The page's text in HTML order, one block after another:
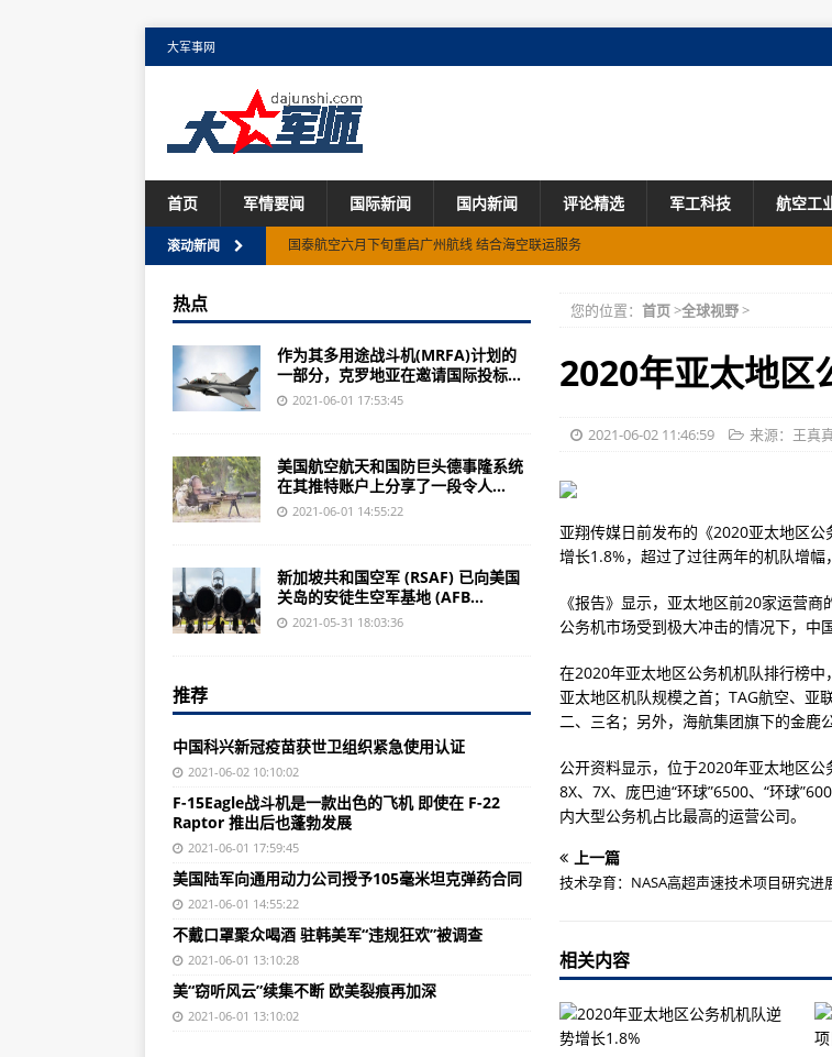
大军事网
首页 军情要闻 国际新闻 国内新闻 评论精选 军工科技 航空工
滚动新闻
国泰航空六月下旬重启广州航线 结合海空联运服务
“鲲龙”AG600项目构型管理专题会在上海召开
莱奥纳多“下一代民用倾转旋翼机”将步入总装阶段
航空工业气动院FL-62风洞重磅亮相央视纪录片《大国重器》
这份来自袁隆平的礼物，送给未来航空人
瑞士多家主流媒体关注世卫组织将中国科兴新冠疫苗列入“紧急使用清单”
国家海洋预报台：6月我国北部和东部海区的海雾过程较为频发
中国“人造小太阳”再创世界纪录 第98958次放电背后的“聚变能源梦”
黑龙江尚志局地龙卷风灾害造成1人死亡16人受伤 救灾抢险正在进行
最新！番禺区已出结果的近30万份样本初筛结果均为阴性
中国宝“藏”｜西藏：喜马拉雅山区的小康之路
黑龙江尚志市遭受龙卷风和冰雹强对流天气 造成1人死亡、16人受伤
“三孩”政策来了 配套措施如何跟上？专家解读→
随意停放无法还车！福州6月1日起开启共享单车“道钉”监管新模式
多重卡点防野象群，云南玉溪城区严阵以待！记者现场直击
12项公安交管便利措施今起实施 18万人领取电子驾驶证
您的位置： 首页>全球视野>
2020年亚太地区
2021-06-02 11:46:59 来源：王真
亚翔传媒日前发布的《2020亚太地区
增长1.8%，超过了过往两年的机队增幅
《报告》显示，亚太地区前20家运营
公务机市场受到极大冲击的情况下，中
在2020年亚太地区公务机机队排行榜
亚太地区机队规模之首；TAG航空、亚
二、三名；另外，海航集团旗下的金鹿
公开资料显示，位于2020年亚太地区公
8X、7X、庞巴迪“环球”6500、“环球
内大型公务机占比最高的运营公司。
上一篇
技术孕育：NASA高超声速技术项目研究进
相关内容
热点
作为其多用途战斗机(MRFA)计划的
一部分，克罗地亚在邀请国际投标...
2021-06-01 17:53:45
美国航空航天和国防巨头德事隆系统
在其推特账户上分享了一段令人...
2021-06-01 14:55:22
新加坡共和国空军 (RSAF) 已向美国
关岛的安徒生空军基地 (AFB...
2021-05-31 18:03:36
推荐
中国科兴新冠疫苗获世卫组织紧急使用认证
2021-06-02 10:10:02
F-15Eagle战斗机是一款出色的飞机 即使在 F-22
Raptor 推出后也蓬勃发展
2021-06-01 17:59:45
美国陆军向通用动力公司授予105毫米坦克弹药合同
2021-06-01 14:55:22
不戴口罩聚众喝酒 驻韩美军“违规狂欢”被调查
2021-06-01 13:10:28
美“窃听风云”续集不断 欧美裂痕再加深
2021-06-01 13:10:02